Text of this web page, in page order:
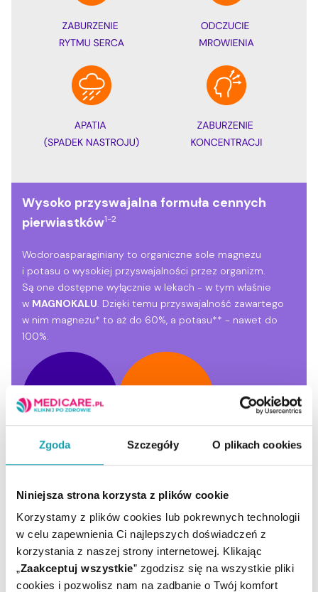
Zgoda Szczegóły O plikach cookies
Niniejsza strona korzysta z plików cookie
Korzystamy z plików cookies lub pokrewnych technologii
w celu zapewnienia Ci najlepszych doświadczeń z
korzystania z naszej strony internetowej. Klikając
„Zaakceptuj wszystkie” zgodzisz się na wszystkie pliki
cookies i pozwolisz nam na zadbanie o Twój komfort
Wysoko przyswajalna formuła cennych
pierwiastków1-2
Wodoroasparaginiany to organiczne sole magnezu
i potasu o wysokiej przyswajalności przez organizm.
Są one dostępne wyłącznie w lekach - w tym właśnie
w MAGNOKALU. Dzięki temu przyswajalność zawartego
w nim magnezu* to aż do 60%, a potasu** - nawet do
100%.